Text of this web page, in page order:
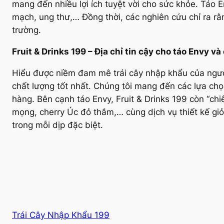
mang đến nhiều lợi ích tuyệt vời cho sức khỏe. Táo
mạch, ung thư,… Đồng thời, các nghiên cứu chỉ ra
trường.
Fruit & Drinks 199 – Địa chỉ tin cậy cho táo Envy
Hiểu được niềm đam mê trái cây nhập khẩu của
chất lượng tốt nhất. Chúng tôi mang đến các lựa
hàng. Bên cạnh táo Envy, Fruit & Drinks 199 còn
mọng, cherry Úc đỏ thắm,… cùng dịch vụ thiết kế
trong mỗi dịp đặc biệt.
Trái Cây Nhập Khẩu 199